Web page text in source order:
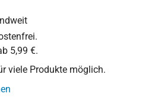
5,99 €.
viele Produkte möglich.